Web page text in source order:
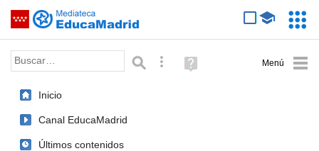
Saltar navegación
Palabra o frase: Búsqueda avanzada
Ayuda
(en
Inicio
Canal EducaMadrid
Últimos contenidos